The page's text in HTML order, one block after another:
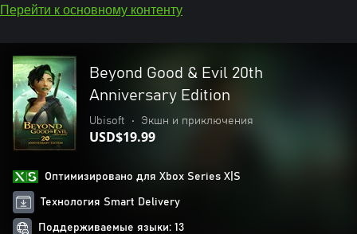
Перейти к основному контенту
Beyond Good & Evil 20th
Anniversary Edition
Ubisoft • Экшн и приключения
USD$19.99
Оптимизировано для Xbox Series X|S
Технология Smart Delivery
Поддерживаемые языки: 13